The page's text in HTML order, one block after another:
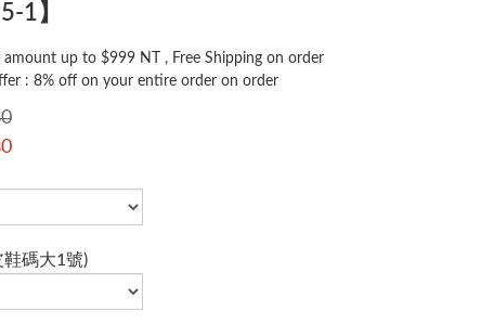
1】
amount up to $999 NT , Free Shipping on order
: 8% off on your entire order on order
鞋碼大1號)